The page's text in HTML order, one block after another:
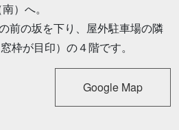
）へ。
前の坂を下り、屋外駐車場の隣
枠が目印）の４階です。
Google Map